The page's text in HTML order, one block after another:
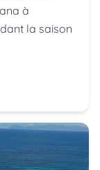
à
la saison